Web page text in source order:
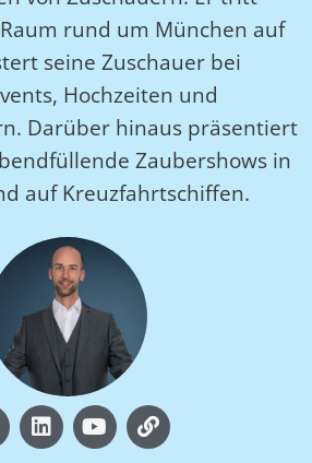
rund um München auf
seine Zuschauer bei
Hochzeiten und
Darüber hinaus präsentiert
Zaubershows in
auf Kreuzfahrtschiffen.